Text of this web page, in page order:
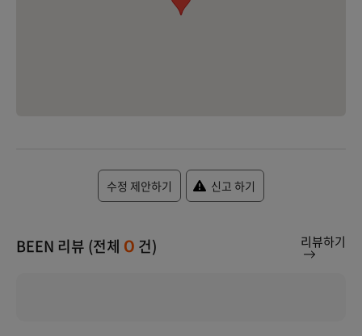
수정 제안하기 신고 하기
BEEN 리뷰 (전체 0 건) 리뷰하기